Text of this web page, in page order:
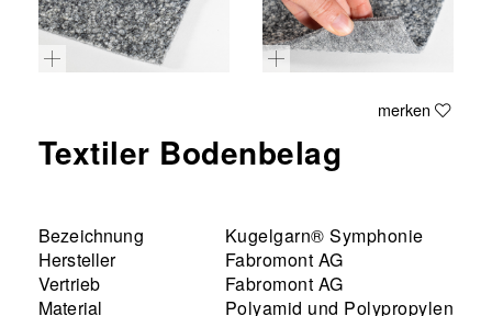
merken
Textiler Bodenbelag
Bezeichnung
Kugelgarn® Symphonie
Hersteller
Fabromont AG
Vertrieb
Fabromont AG
Material
Polyamid und Polypropylen